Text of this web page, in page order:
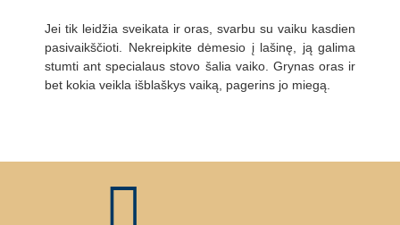
Jei tik leidžia sveikata ir oras, svarbu su vaiku kasdien
pasivaikščioti. Nekreipkite dėmesio į lašinę, ją galima
stumti ant specialaus stovo šalia vaiko. Grynas oras ir
bet kokia veikla išblaškys vaiką, pagerins jo miegą.